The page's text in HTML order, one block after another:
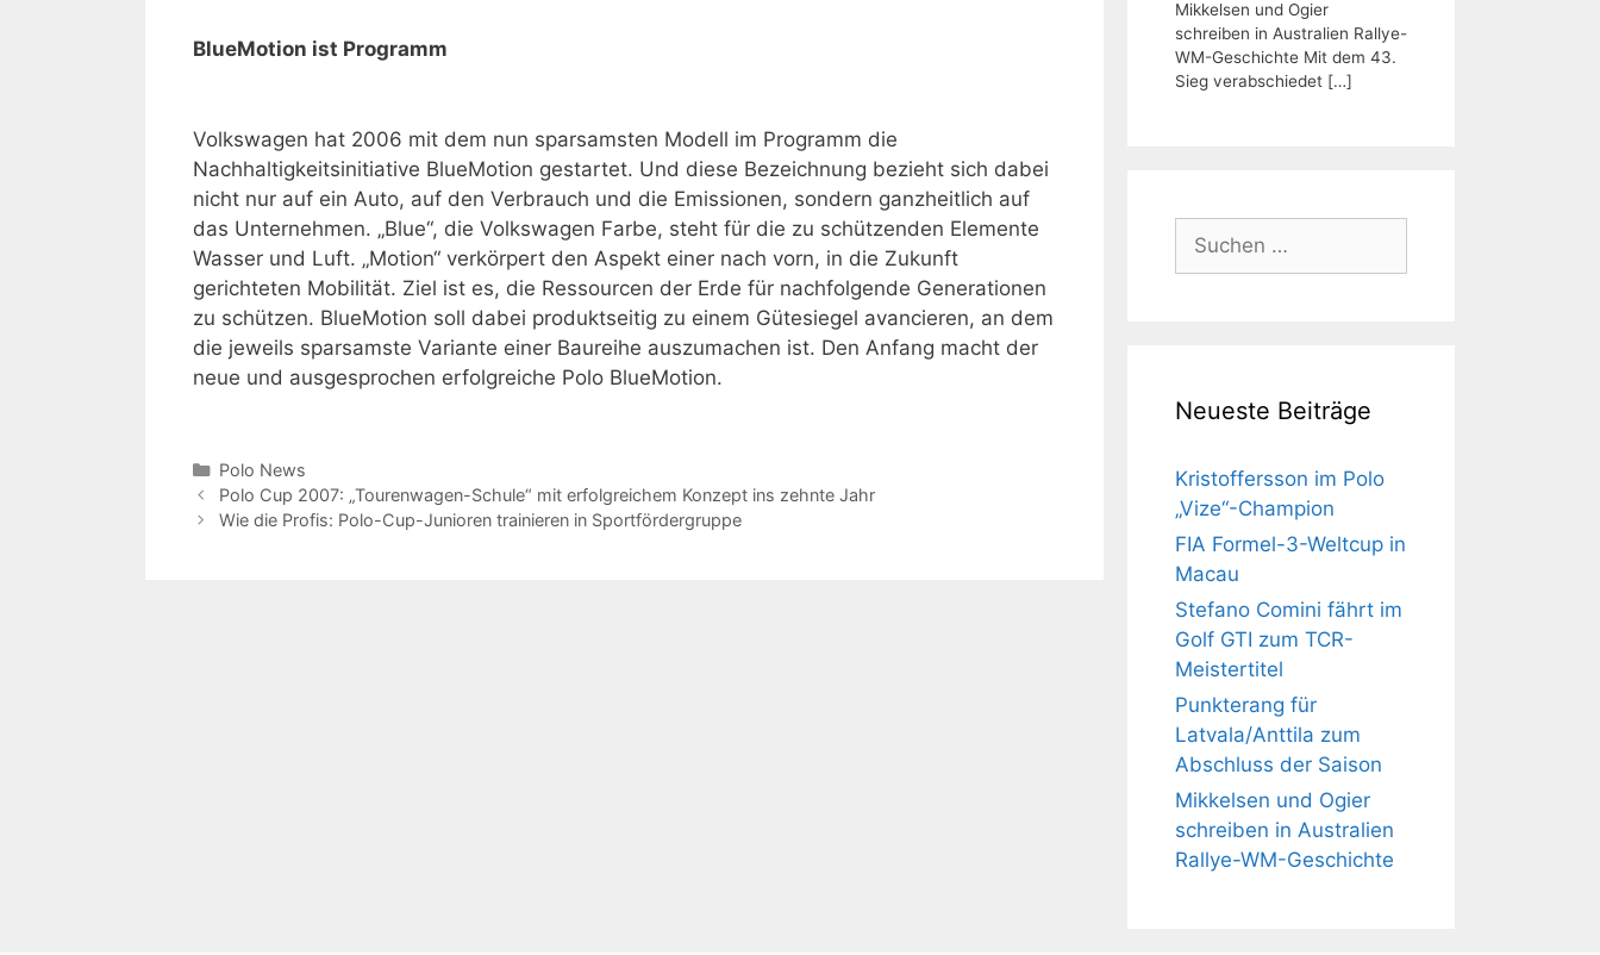
BlueMotion ist Programm
Volkswagen hat 2006 mit dem nun sparsamsten Modell im Programm die
Nachhaltigkeitsinitiative BlueMotion gestartet. Und diese Bezeichnung bezieht sich dabei
nicht nur auf ein Auto, auf den Verbrauch und die Emissionen, sondern ganzheitlich auf
das Unternehmen. „Blue“, die Volkswagen Farbe, steht für die zu schützenden Elemente
Wasser und Luft. „Motion“ verkörpert den Aspekt einer nach vorn, in die Zukunft
gerichteten Mobilität. Ziel ist es, die Ressourcen der Erde für nachfolgende Generationen
zu schützen. BlueMotion soll dabei produktseitig zu einem Gütesiegel avancieren, an dem
die jeweils sparsamste Variante einer Baureihe auszumachen ist. Den Anfang macht der
neue und ausgesprochen erfolgreiche Polo BlueMotion.
Kategorien
Polo News
Polo Cup 2007: „Tourenwagen-Schule“ mit erfolgreichem Konzept ins zehnte Jahr
Wie die Profis: Polo-Cup-Junioren trainieren in Sportfördergruppe
Mikkelsen und Ogier
schreiben in Australien Rallye-
WM-Geschichte Mit dem 43.
Sieg verabschiedet […]
nach:
Neueste Beiträge
Kristoffersson im Polo
„Vize“-Champion
FIA Formel-3-Weltcup in
Macau
Stefano Comini fährt im
Golf GTI zum TCR-
Meistertitel
Punkterang für
Latvala/Anttila zum
Abschluss der Saison
Mikkelsen und Ogier
schreiben in Australien
Rallye-WM-Geschichte